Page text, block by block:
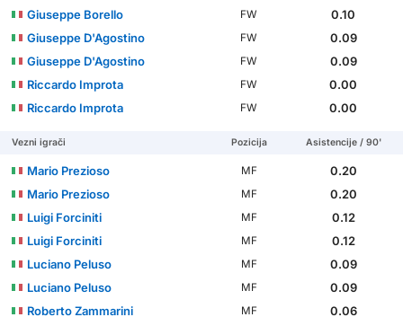
Giuseppe Borello
FW
0.10
Giuseppe D'Agostino
FW
0.09
Giuseppe D'Agostino
FW
0.09
Riccardo Improta
FW
0.00
Riccardo Improta
FW 0.00
Vezni igrači Pozicija Asistencije / 90'
Mario Prezioso MF
0.20
Mario Prezioso
MF
0.20
Luigi Forciniti
MF
0.12
Luigi Forciniti
MF
0.12
Luciano Peluso
MF
0.09
Luciano Peluso
MF
0.09
Roberto Zammarini
MF
0.06